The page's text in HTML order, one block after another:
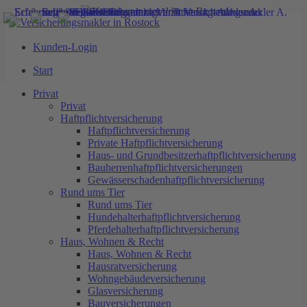
Haus- und Grundbesitzerhaftpflichtversicherung
Bauherrenhaftpflichtversicherungen
Gewässerschadenhaftpflichtversicherung
Rund ums Tier
Hundehalterhaftpflichtversicherung
Pferdehalterhaftpflichtversicherung
Haus, Wohnen & Recht
Wohngebäudeversicherung
Glasversicherung
Bauversicherungen
Bauherrenhaftpflichtversicherung
Feuerrohbauversicherung
Bauleistungsversicherung
Rechtsschutzversicherung
Arbeitskraftabsicherung
Kunden-Login
Start
Privat
Privat
Haftpflichtversicherung
Haftpflichtversicherung
Private Haftpflichtversicherung
Haus- und Grundbesitzerhaftpflichtversicherung
Bauherrenhaftpflichtversicherungen
Gewässerschadenhaftpflichtversicherung
Rund ums Tier
Rund ums Tier
Hundehalterhaftpflichtversicherung
Pferdehalterhaftpflichtversicherung
Haus, Wohnen & Recht
Haus, Wohnen & Recht
Hausratversicherung
Wohngebäudeversicherung
Glasversicherung
Bauversicherungen
27.08.2018
Finanztest und das
beantragen einer
Berufsunfähigkeitsversicherung
Was für ein fataler Artikel der